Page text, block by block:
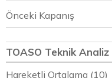
Önceki Kapanış
TOASO Teknik Analiz
Hareketli Ortalama (10)